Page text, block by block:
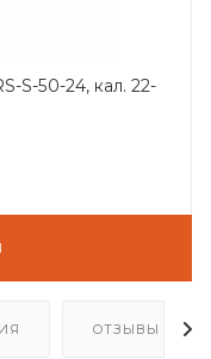
S-50-24, кал. 22-
ОТЗЫВЫ